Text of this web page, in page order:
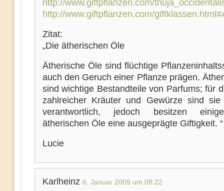
http://www.giftpflanzen.com/
http://www.giftpflanzen.com/
Zitat:
„Die ätherischen Öle
Ätherische Öle sind flüchtige
auch den Geruch einer Pflanze prägen.
sind wichtige Bestandteile von Parfums; für
zahlreicher Kräuter und Gewürze sind sie
verantwortlich, jedoch besitzen
ätherischen Öle eine ausgeprägte Giftigkeit. “
Lucie
Karlheinz 6. Januar 2009 um 08:22